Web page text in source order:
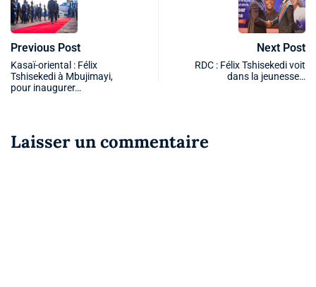
Previous Post
Kasaï-oriental : Félix
Tshisekedi à Mbujimayi,
pour inaugurer…
Next Post
RDC : Félix Tshisekedi voit
dans la jeunesse…
Laisser un commentaire